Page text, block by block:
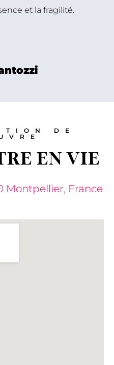
et la fragilité.
DE
EN VIE
Montpellier, France